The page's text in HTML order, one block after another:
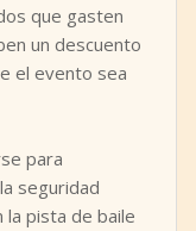
que gasten
un descuento
el evento sea
para
seguridad
la pista de baile